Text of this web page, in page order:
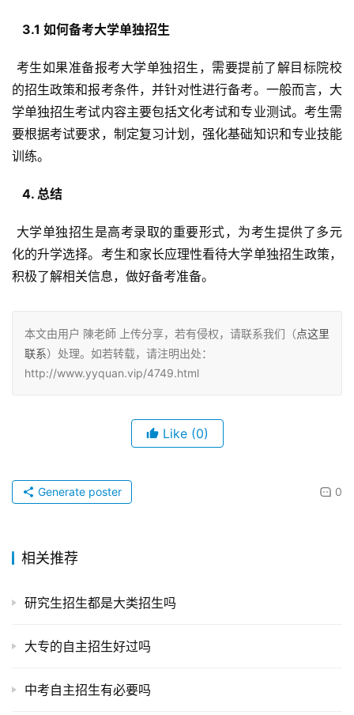
  3.1 如何备考大学单独招生
的招生政策和报考条件，并针对性进行备考。一般而言，大
学单独招生考试内容主要包括文化考试和专业测试。考生需
要根据考试要求，制定复习计划，强化基础知识和专业技能
训练。
  4. 总结
化的升学选择。考生和家长应理性看待大学单独招生政策，
积极了解相关信息，做好备考准备。
本文由用户 陳老師 上传分享，若有侵权，请联系我们（点这里
联系）处理。如若转载，请注明出处：
http://www.yyquan.vip/4749.html
Like (0)
0
Generate poster
相关推荐
研究生招生都是大类招生吗
大专的自主招生好过吗
中考自主招生有必要吗